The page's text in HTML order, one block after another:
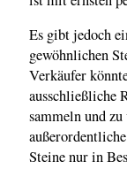
Es gibt jedoch
gewöhnlichen
Verkäufer
ausschließliche
sammeln und
Steine nur in